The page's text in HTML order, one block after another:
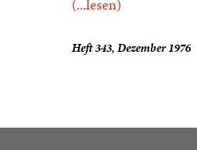
(...lesen)
Heft 343, Dezember 1976